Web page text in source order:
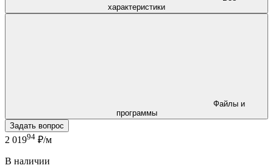
характеристики
программы
Задать вопрос
2 01994 ₽/м
В наличии